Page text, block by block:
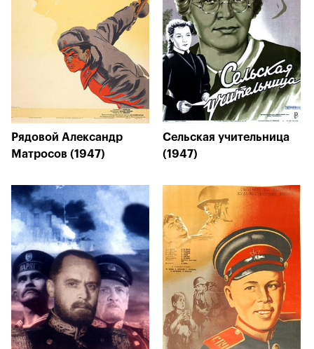
Рядовой Александр
Матросов (1947)
Сельская учительница
(1947)